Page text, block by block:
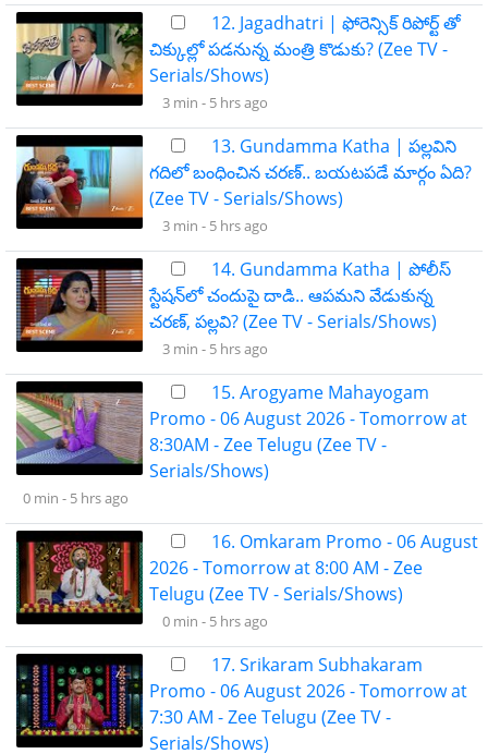
12. Jagadhatri | ఫోరెన్సిక్ రిపోర్ట్ తో
చిక్కుల్లో పడనున్న మంత్రి కొడుకు? (Zee TV -
Serials/Shows)
3 min - 5 hrs ago
13. Gundamma Katha | పల్లవిని
గదిలో బంధించిన చరణ్.. బయటపడే మార్గం ఏది?
(Zee TV - Serials/Shows)
3 min - 5 hrs ago
14. Gundamma Katha | పోలీస్
స్టేషన్‌లో చందుపై దాడి.. ఆపమని వేడుకున్న
చరణ్, పల్లవి? (Zee TV - Serials/Shows)
3 min - 5 hrs ago
15. Arogyame Mahayogam
Promo - 06 August 2026 - Tomorrow at
8:30AM - Zee Telugu (Zee TV -
Serials/Shows)
0 min - 5 hrs ago
16. Omkaram Promo - 06 August
2026 - Tomorrow at 8:00 AM - Zee
Telugu (Zee TV - Serials/Shows)
0 min - 5 hrs ago
17. Srikaram Subhakaram
Promo - 06 August 2026 - Tomorrow at
7:30 AM - Zee Telugu (Zee TV -
Serials/Shows)